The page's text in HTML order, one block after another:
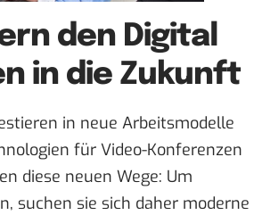
den Digital
in die Zukunft
in neue Arbeitsmodelle
für Video-Konferenzen
diese neuen Wege: Um
suchen sie sich daher moderne